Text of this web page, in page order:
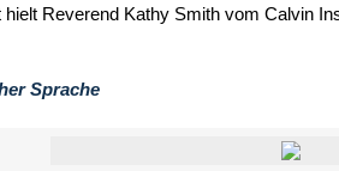
hielt Reverend Kathy Smith vom Calvin
Sprache